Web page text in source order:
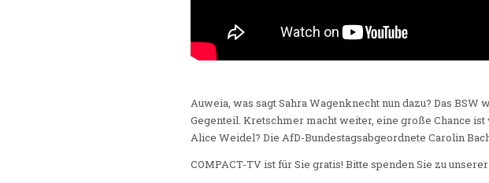
Auweia, was sagt Sahra Wagenknecht nun dazu? Das
Gegenteil. Kretschmer macht weiter, eine große Chance
Alice Weidel? Die AfD-Bundestagsabgeordnete Carolin
COMPACT-TV ist für Sie gratis! Bitte spenden Sie zu